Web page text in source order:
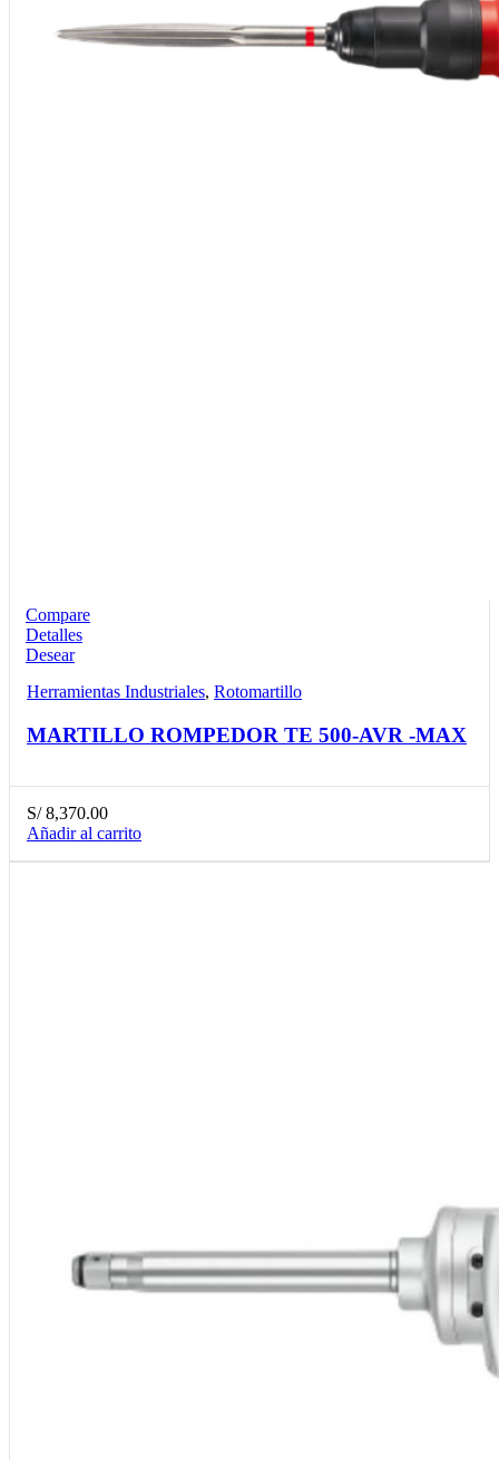
Compare
Detalles
Desear
Herramientas Industriales, Rotomartillo
MARTILLO ROMPEDOR TE 500-AVR -MAX
S/8,370.00
Añadir al carrito